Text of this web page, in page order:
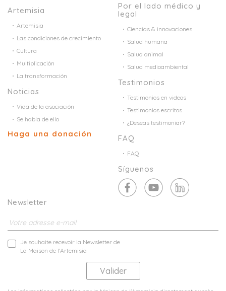
Artemisia
Artemisia
Las condiciones de crecimiento
Cultura
Multiplicación
La transformación
Noticias
Vida de la asociación
Se habla de ello
Haga una donación
Por el lado médico y
legal
Ciencias & innovaciones
Salud humana
Salud animal
Salud medioambiental
Testimonios
Testimonios en videos
Testimonios escritos
¿Deseas testimoniar?
FAQ
FAQ
Síguenos
Newsletter
Je souhaite recevoir la Newsletter de
La Maison de l'Artemisia